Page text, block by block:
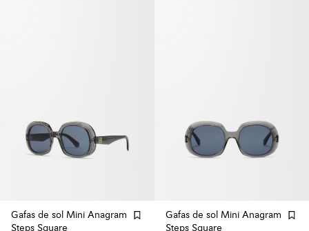
Gafas de sol Mini Anagram
Steps Square
Gafas de sol Mini Anagram
Steps Square